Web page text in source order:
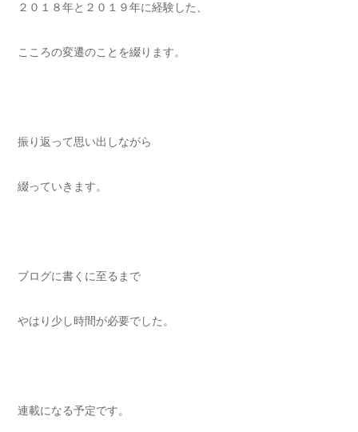
２０１８年と２０１９年に経験した、
こころの変遷のことを綴ります。
振り返って思い出しながら
綴っていきます。
ブログに書くに至るまで
やはり少し時間が必要でした。
連載になる予定です。